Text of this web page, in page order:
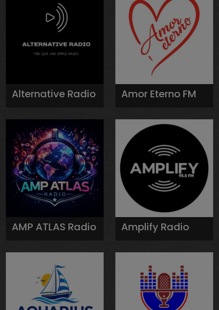
Alternative Radio Amor Eterno FM
AMP ATLAS Radio Amplify Radio